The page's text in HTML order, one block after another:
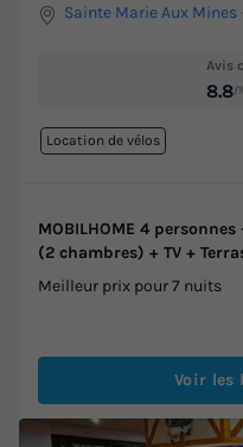
Sainte Marie Aux Mines
Avis
8.8/
Location de vélos
MOBILHOME 4
(2 chambres) + TV +
Meilleur prix pour 7 nuits
Voir les